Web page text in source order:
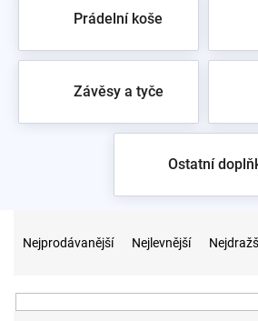
Prádelní koše
Závěsy a tyče
Ostatní
n
Nejprodávanější Nejlevnější